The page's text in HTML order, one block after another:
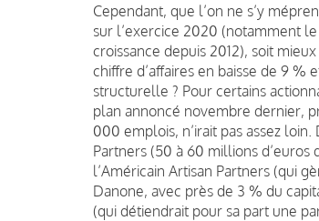
Cependant, que l’on ne s’y
sur l’exercice 2020 (notamment
croissance depuis 2012), soit
chiffre d’affaires en baisse de 9
structurelle ? Pour certains
plan annoncé novembre dernier,
000 emplois, n’irait pas assez
Partners (50 à 60 millions d’euros
l’Américain Artisan Partners (qui gè
Danone, avec près de 3 % du
(qui détiendrait pour sa part une